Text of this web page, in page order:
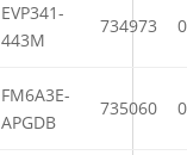
EVP341-
443M
734973
FM6A3E-
APGDB
735060